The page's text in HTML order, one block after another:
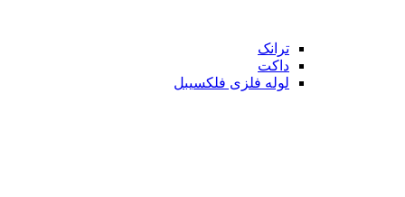
ترانک
داکت
لوله فلزی فلکسیبل